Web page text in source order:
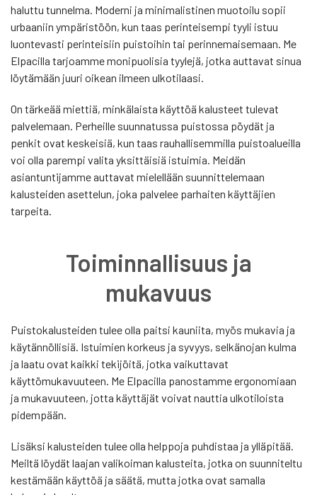
haluttu tunnelma. Moderni ja minimalistinen muotoilu sopii
urbaaniin ympäristöön, kun taas perinteisempi tyyli istuu
luontevasti perinteisiin puistoihin tai perinnemaisemaan. Me
Elpacilla tarjoamme monipuolisia tyylejä, jotka auttavat sinua
löytämään juuri oikean ilmeen ulkotilaasi.
On tärkeää miettiä, minkälaista käyttöä kalusteet tulevat
palvelemaan. Perheille suunnatussa puistossa pöydät ja
penkit ovat keskeisiä, kun taas rauhallisemmilla puistoalueilla
voi olla parempi valita yksittäisiä istuimia. Meidän
asiantuntijamme auttavat mielellään suunnittelemaan
kalusteiden asettelun, joka palvelee parhaiten käyttäjien
tarpeita.
Toiminnallisuus ja
mukavuus
Puistokalusteiden tulee olla paitsi kauniita, myös mukavia ja
käytännöllisiä. Istuimien korkeus ja syvyys, selkänojan kulma
ja laatu ovat kaikki tekijöitä, jotka vaikuttavat
käyttömukavuuteen. Me Elpacilla panostamme ergonomiaan
ja mukavuuteen, jotta käyttäjät voivat nauttia ulkotiloista
pidempään.
Lisäksi kalusteiden tulee olla helppoja puhdistaa ja ylläpitää.
Meiltä löydät laajan valikoiman kalusteita, jotka on suunniteltu
kestämään käyttöä ja säätä, mutta jotka ovat samalla